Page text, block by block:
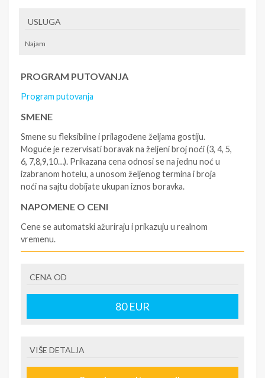
USLUGA
Najam
PROGRAM PUTOVANJA
Program putovanja
SMENE
Smene su fleksibilne i prilagođene željama gostiju.
Moguće je rezervisati boravak na željeni broj noći (3, 4, 5,
6, 7,8,9,10…). Prikazana cena odnosi se na jednu noć u
izabranom hotelu, a unosom željenog termina i broja
noći na sajtu dobijate ukupan iznos boravka.
NAPOMENE O CENI
Cene se automatski ažuriraju i prikazuju u realnom
vremenu.
- rezervisane i potvrđene usluge u izabranoj smeštajnoj
jedinici prema opisu - korišćenje hotelskih sadržaja
prema opisu - uslugu rezervacije - organizaciju
putovanja.
krizu) na destinaciji, plaćaju se na recepciji
CENA OD
80EUR
VIŠE DETALJA